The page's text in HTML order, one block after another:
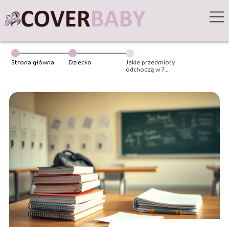
Strona główna Dziecko Jakie przedmioty
odchodzą w 7